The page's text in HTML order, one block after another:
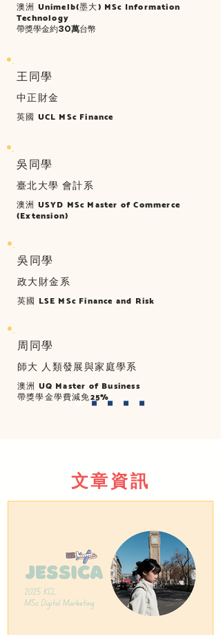
澳洲 Unimelb(墨大) MSc Information
Technology
帶獎學金約30萬台幣
​​王同學
​中正財金
英國 UCL MSc Finance
​​吳同學
臺北大學 會計系
澳洲 USYD MSc Master of Commerce
(Extension)
​​吳同學
政大財金系
英國 LSE MSc Finance and Risk
​​周同學
師大 人類發展與家庭學系
澳洲 UQ Master of Business
帶獎學金學費減免25%
⽂章資訊